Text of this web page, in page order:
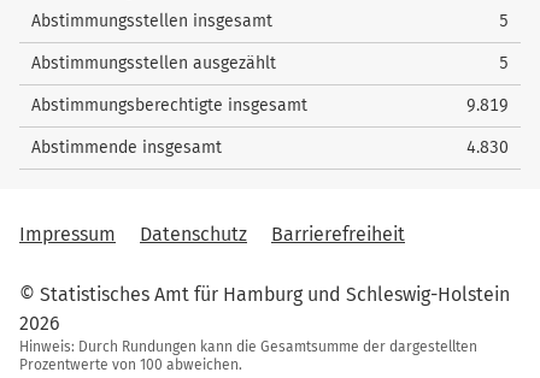
Abstimmungsstellen insgesamt 5
Abstimmungsstellen ausgezählt 5
Abstimmungsberechtigte insgesamt 9.819
Abstimmende insgesamt 4.830
Impressum Datenschutz Barrierefreiheit
© Statistisches Amt für Hamburg und Schleswig-Holstein
2026
Hinweis: Durch Rundungen kann die Gesamtsumme der dargestellten
Prozentwerte von 100 abweichen.